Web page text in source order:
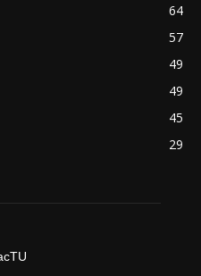
64
57
49
49
45
29